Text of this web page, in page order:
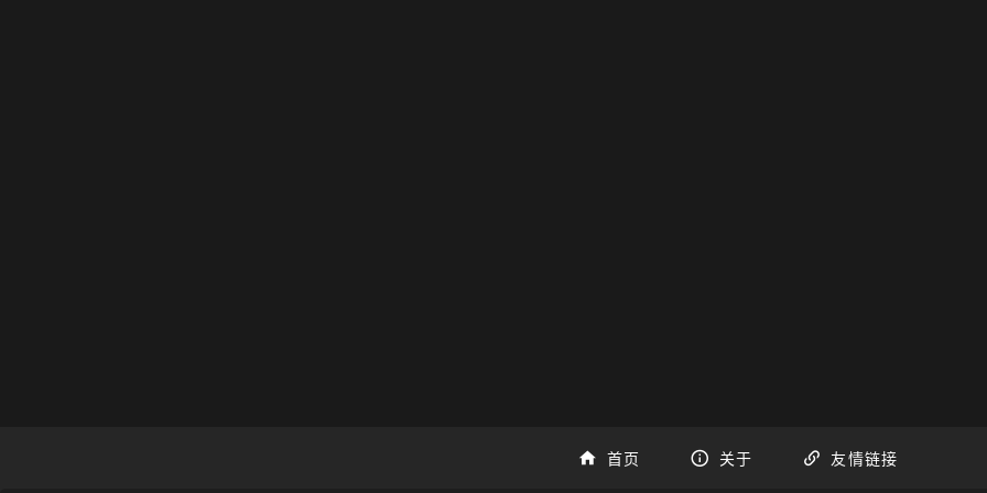
首页 关于 友情链接